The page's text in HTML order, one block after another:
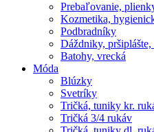
Prebaľovanie,
Kozmetika,
Podbradníky
Dáždniky,
Batohy, vrecká
Móda
Blúzky
Svetríky
Tričká, tuniky kr.
Tričká 3/4 rukáv